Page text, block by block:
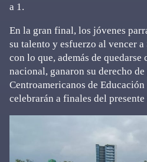
a 1.
En la gran final, los jóvenes
su talento y esfuerzo al vencer a
con lo que, además de quedarse
nacional, ganaron su derecho
Centroamericanos de
celebrarán a finales del presente